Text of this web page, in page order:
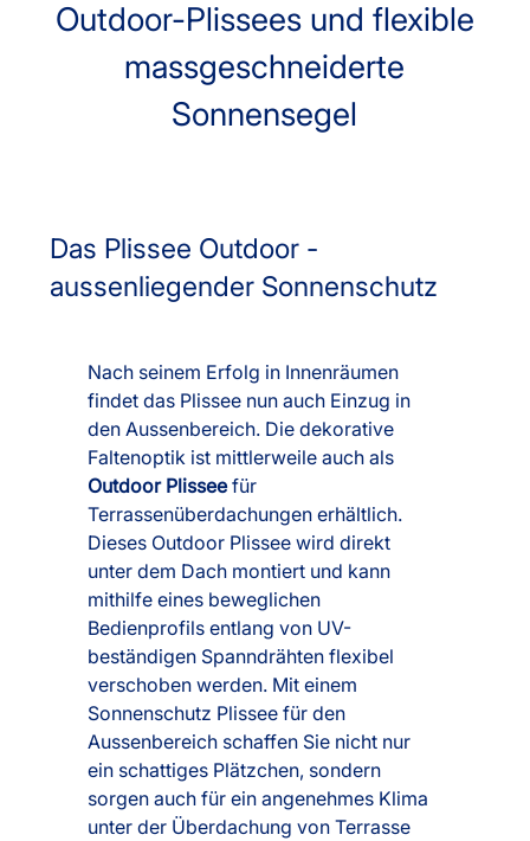
Outdoor-Plissees und flexible
massgeschneiderte
Sonnensegel
Das Plissee Outdoor -
aussenliegender Sonnenschutz
Nach seinem Erfolg in Innenräumen
findet das Plissee nun auch Einzug in
den Aussenbereich. Die dekorative
Faltenoptik ist mittlerweile auch als
Outdoor Plisseefür
Terrassenüberdachungen erhältlich.
Dieses Outdoor Plissee wird direkt
unter dem Dach montiert und kann
mithilfe eines beweglichen
Bedienprofils entlang von UV-
beständigen Spanndrähten flexibel
verschoben werden. Mit einem
Sonnenschutz Plissee für den
Aussenbereich schaffen Sie nicht nur
ein schattiges Plätzchen, sondern
sorgen auch für ein angenehmes Klima
unter der Überdachung von Terrasse